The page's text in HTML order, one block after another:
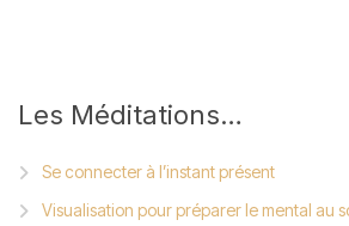
Les Méditations…
Se connecter à l’instant présent
Visualisation pour préparer le mental au